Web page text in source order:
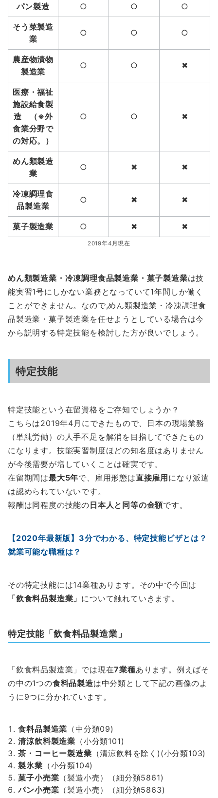
パン製造 ○ ○ ○
そう菜製造
業
○ ○ ○
農産物漬物
製造業
○ ○ ✖
医療・福祉
施設給食製
造 （※外
食業分野で
の対応。）
○ ○ ✖
めん類製造
業
○ ✖ ✖
冷凍調理食
品製造業
○ ✖ ✖
菓子製造業 ○ ✖ ✖
2019年4月現在
めん類製造業・冷凍調理食品製造業・菓子製造業は技
能実習1号にしかない業務となっていて1年間しか働く
ことができません。なので,めん類製造業・冷凍調理食
品製造業・菓子製造業を任せようとしている場合は今
から説明する特定技能を検討した方が良いでしょう。
特定技能
特定技能という在留資格をご存知でしょうか？
こちらは2019年4月にできたもので、日本の現場業務
（単純労働）の人手不足を解消を目指してできたもの
になります。技能実習制度ほどの知名度はありません
が今後需要が増していくことは確実です。
在留期間は最大5年で、雇用形態は直接雇用 になり派遣
は認められていないです。
報酬は同程度の技能の 日本人と同等の金額です。
【2020年最新版】3分でわかる、特定技能ビザとは？
就業可能な職種は？
その特定技能には14業種あります。その中で今回は
「飲食料品製造業」 について触れていきます。
特定技能 「飲食料品製造業」
「飲食料品製造業」では現在7業種あります。例えばそ
の中の1つの食料品製造は中分類として下記の画像のよ
うに9つに分かれています。
食料品製造業 （中分類09)
清涼飲料製造業 （小分類101)
茶・コーヒー製造業 （清涼飲料を除く)(小分類103)
製氷業 （小分類104)
菓子小売業 （製造小売）（細分類5861)
パン小売業 （製造小売）（細分類5863)